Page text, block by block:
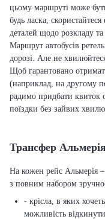
цьому маршруті може
будь ласка,
деталей щодо розкладу та
Маршрут автобусів
дорозі. Але не
Щоб гарантовано
(наприклад, на другому
радимо придбати квиток
поїздки без зайвих
Трансфер
На кожен рейс Альмерія
з повним набором
- крісла, в яких
можливість